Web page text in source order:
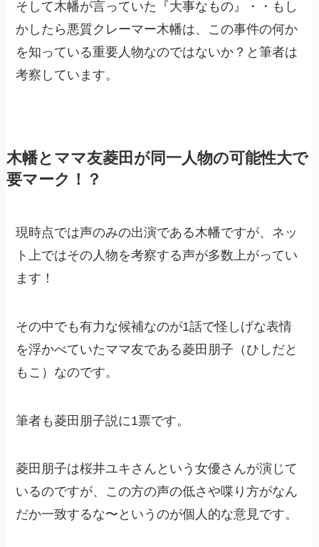
そして木幡が言っていた『大事なもの』・・もし
かしたら悪質クレーマー木幡は、この事件の何か
を知っている重要人物なのではないか？と筆者は
考察しています。
木幡とママ友菱田が同一人物の可能性大で
要マーク！？
現時点では声のみの出演である木幡ですが、ネッ
ト上ではその人物を考察する声が多数上がってい
ます！
その中でも有力な候補なのが1話で怪しげな表情
を浮かべていたママ友である菱田朋子（ひしだと
もこ）なのです。
筆者も菱田朋子説に1票です。
菱田朋子は桜井ユキさんという女優さんが演じて
いるのですが、この方の声の低さや喋り方がなん
だか一致するな〜というのが個人的な意見です。